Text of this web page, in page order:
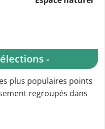
-
plus populaires points
regroupés dans